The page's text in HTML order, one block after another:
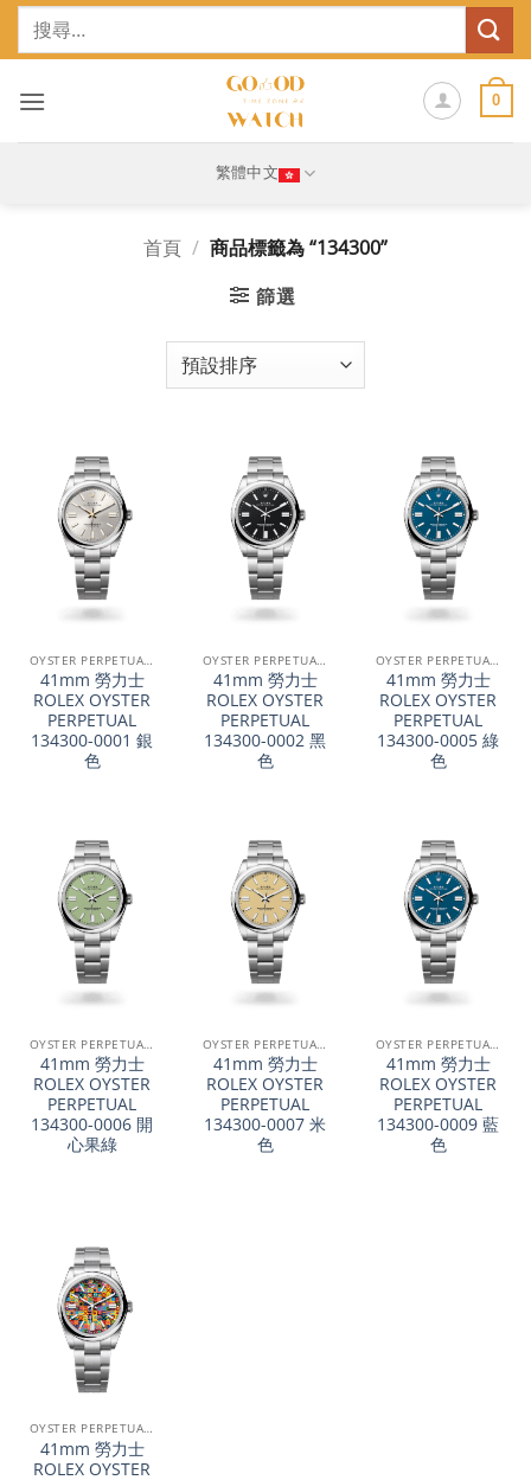
Skip
鍵
0
繁體中文
首頁 / 商品標籤為 “134300”
篩選
OYSTER PERPETUAL系列
41mm 勞力士
ROLEX OYSTER
PERPETUAL
134300-0001 銀
色
OYSTER PERPETUAL系列
41mm 勞力士
ROLEX OYSTER
PERPETUAL
134300-0002 黑
色
OYSTER PERPETUAL系列
41mm 勞力士
ROLEX OYSTER
PERPETUAL
134300-0005 綠
色
OYSTER PERPETUAL系列
41mm 勞力士
ROLEX OYSTER
PERPETUAL
134300-0006 開
心果綠
OYSTER PERPETUAL系列
41mm 勞力士
ROLEX OYSTER
PERPETUAL
134300-0007 米
色
OYSTER PERPETUAL系列
41mm 勞力士
ROLEX OYSTER
PERPETUAL
134300-0009 藍
色
OYSTER PERPETUAL系列
41mm 勞力士
ROLEX OYSTER